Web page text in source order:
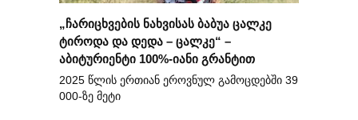
„ჩარიცხვების ნახვისას ბაბუა ცალკე
ტიროდა და დედა – ცალკე“ –
აბიტურიენტი 100%-იანი გრანტით
2025 წლის ერთიან ეროვნულ გამოცდებში 39
000-ზე მეტი